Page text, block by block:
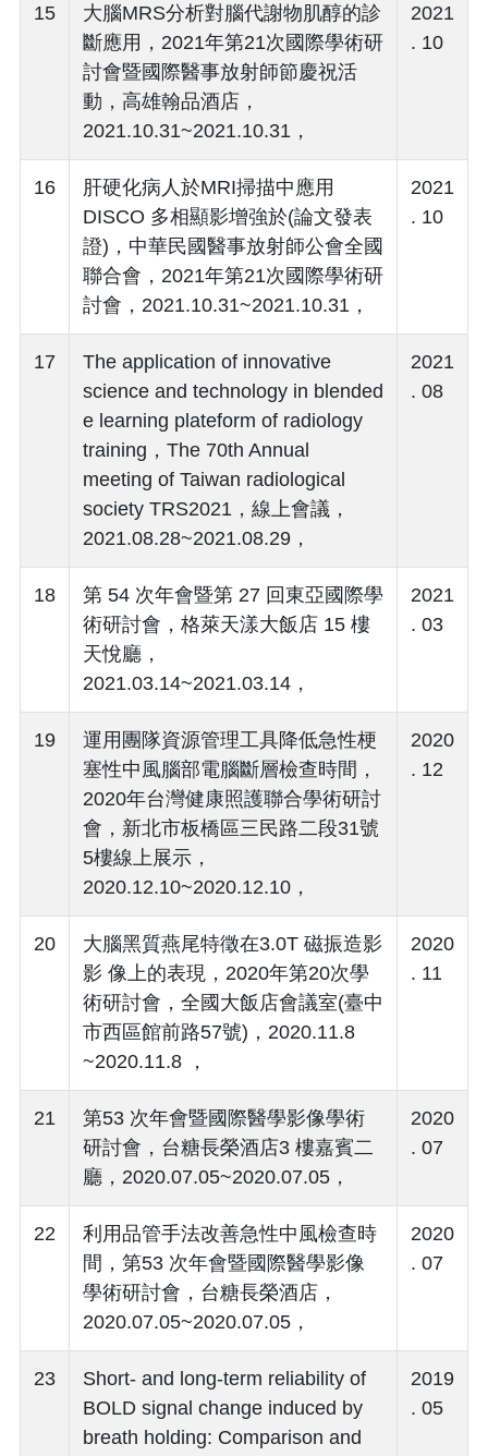
15
大腦MRS分析對腦代謝物肌醇的診
斷應用，2021年第21次國際學術研
討會暨國際醫事放射師節慶祝活
動，高雄翰品酒店，
2021.10.31~2021.10.31，
2021
. 10
16
肝硬化病人於MRI掃描中應用
DISCO 多相顯影增強於(論文發表
證)，中華民國醫事放射師公會全國
聯合會，2021年第21次國際學術研
討會，2021.10.31~2021.10.31，
2021
. 10
17
The application of innovative
science and technology in blended
e learning plateform of radiology
training，The 70th Annual
meeting of Taiwan radiological
society TRS2021，線上會議，
2021.08.28~2021.08.29，
2021
. 08
18
第 54 次年會暨第 27 回東亞國際學
術研討會，格萊天漾大飯店 15 樓
天悅廳，
2021.03.14~2021.03.14，
2021
. 03
19
運用團隊資源管理工具降低急性梗
塞性中風腦部電腦斷層檢查時間，
2020年台灣健康照護聯合學術研討
會，新北市板橋區三民路二段31號
5樓線上展示，
2020.12.10~2020.12.10，
2020
. 12
20
大腦黑質燕尾特徵在3.0T 磁振造影
影 像上的表現，2020年第20次學
術研討會，全國大飯店會議室(臺中
市西區館前路57號)，2020.11.8
~2020.11.8 ，
2020
. 11
21
第53 次年會暨國際醫學影像學術
研討會，台糖長榮酒店3 樓嘉賓二
廳，2020.07.05~2020.07.05，
2020
. 07
22
利用品管手法改善急性中風檢查時
間，第53 次年會暨國際醫學影像
學術研討會，台糖長榮酒店，
2020.07.05~2020.07.05，
2020
. 07
23
Short- and long-term reliability of
BOLD signal change induced by
breath holding: Comparison and
2019
. 05